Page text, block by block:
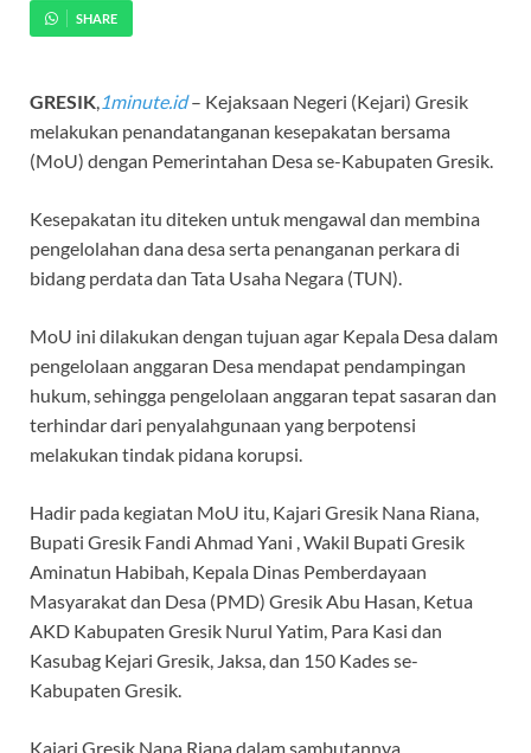
SHARE
GRESIK, 1minute.id– Kejaksaan Negeri (Kejari) Gresik
melakukan penandatanganan kesepakatan bersama
(MoU) dengan Pemerintahan Desa se-Kabupaten Gresik.
Kesepakatan itu diteken untuk mengawal dan membina
pengelolahan dana desa serta penanganan perkara di
bidang perdata dan Tata Usaha Negara (TUN).
MoU ini dilakukan dengan tujuan agar Kepala Desa dalam
pengelolaan anggaran Desa mendapat pendampingan
hukum, sehingga pengelolaan anggaran tepat sasaran dan
terhindar dari penyalahgunaan yang berpotensi
melakukan tindak pidana korupsi.
Hadir pada kegiatan MoU itu, Kajari Gresik Nana Riana,
Bupati Gresik Fandi Ahmad Yani , Wakil Bupati Gresik
Aminatun Habibah, Kepala Dinas Pemberdayaan
Masyarakat dan Desa (PMD) Gresik Abu Hasan, Ketua
AKD Kabupaten Gresik Nurul Yatim, Para Kasi dan
Kasubag Kejari Gresik, Jaksa, dan 150 Kades se-
Kabupaten Gresik.
Kajari Gresik Nana Riana dalam sambutannya